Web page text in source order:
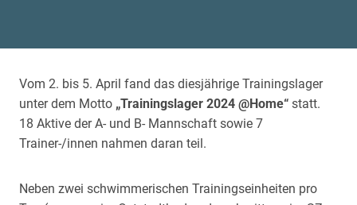
Vom 2. bis 5. April fand das diesjährige Trainingslager
unter dem Motto „Trainingslager 2024 @Home“ statt.
18 Aktive der A- und B- Mannschaft sowie 7
Trainer-/innen nahmen daran teil.
Neben zwei schwimmerischen Trainingseinheiten pro